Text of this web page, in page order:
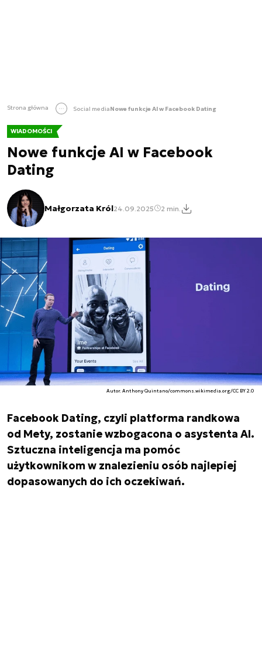
Strona główna Social mediaNowe funkcje AI w Facebook Dating
WIADOMOŚCI
Nowe funkcje AI w Facebook
Dating
Małgorzata Król24.09.2025 2 min.
Autor. Anthony Quintano/commons.wikimedia.org/CC BY 2.0
Facebook Dating, czyli platforma randkowa
od Mety, zostanie wzbogacona o asystenta AI.
Sztuczna inteligencja ma pomóc
użytkownikom w znalezieniu osób najlepiej
dopasowanych do ich oczekiwań.